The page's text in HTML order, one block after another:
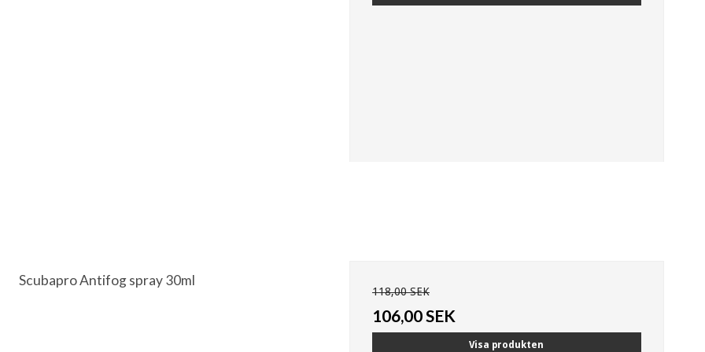
Scubapro Antifog spray 30ml
118,00 SEK
106,00 SEK
Visa produkten